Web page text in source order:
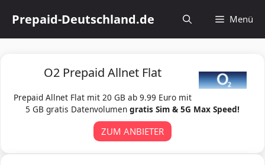
Inhalt
springen
Prepaid-Deutschland.de Menü
O2 Prepaid Allnet Flat
Prepaid Allnet Flat mit 20 GB ab 9.99 Euro mit
5 GB gratis Datenvolumen gratis Sim & 5G Max Speed!
ZUM ANBIETER